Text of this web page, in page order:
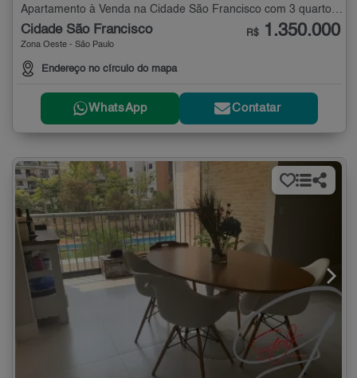
Apartamento à Venda na Cidade São Francisco com 3 quartos - 135 m²
Cidade São Francisco
Zona Oeste - São Paulo
Endereço no círculo do mapa
R$ 1.350.000
WhatsApp Contatar